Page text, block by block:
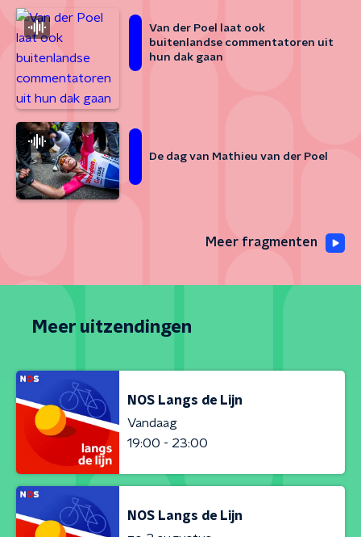
Van der Poel laat ook
buitenlandse commentatoren uit
hun dak gaan
De dag van Mathieu van der Poel
Meer fragmenten
Meer uitzendingen
NOS Langs de Lijn
Vandaag
19:00 - 23:00
NOS Langs de Lijn